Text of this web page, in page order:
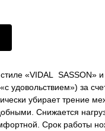
«VIDAL SASSON»
удовольствием») за
убирает трение
Снижается
Срок работы